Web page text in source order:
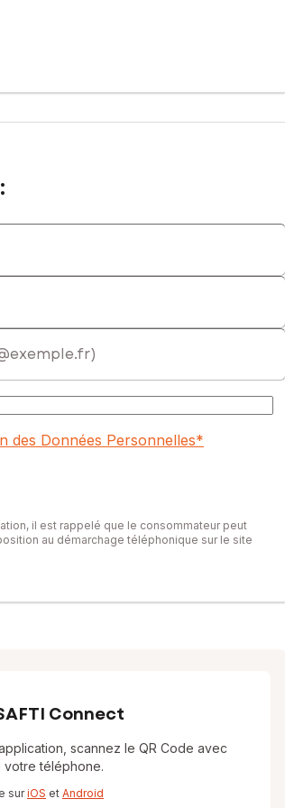
des Données Personnelles*
il est rappelé que le consommateur peut
au démarchage téléphonique sur le site
Connect
scannez le QR Code avec
téléphone.
suriOS et Android